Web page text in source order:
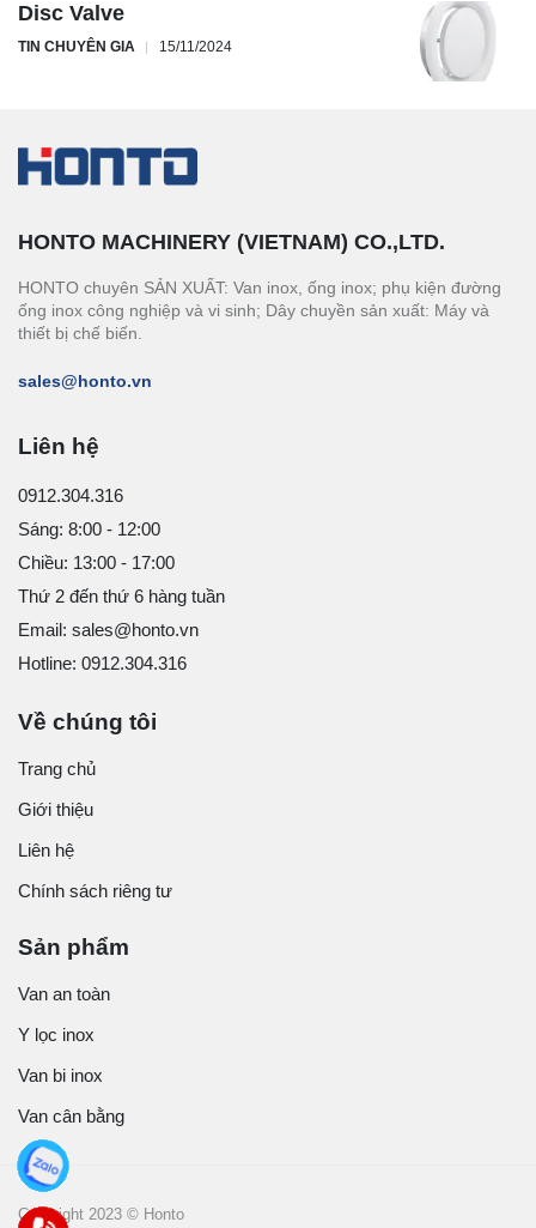
Disc Valve
TIN CHUYÊN GIA 15/11/2024
HONTO MACHINERY (VIETNAM) CO.,LTD.
HONTO chuyên SẢN XUẤT: Van inox, ống inox; phụ kiện đường
ống inox công nghiệp và vi sinh; Dây chuyền sản xuất: Máy và
thiết bị chế biến.
sales@honto.vn
Liên hệ
0912.304.316
Sáng: 8:00 - 12:00
Chiều: 13:00 - 17:00
Thứ 2 đến thứ 6 hàng tuần
Email: sales@honto.vn
Hotline: 0912.304.316
Về chúng tôi
Trang chủ
Giới thiệu
Liên hệ
Chính sách riêng tư
Sản phẩm
Van an toàn
Y lọc inox
Van bi inox
Van cân bằng
Copyright 2023 © Honto